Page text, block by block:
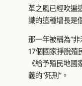
革之風已經吹遍
識的這種增長是
那一年被稱為“
17個國家掙脫殖
《給予殖民地
義的“死刑”。